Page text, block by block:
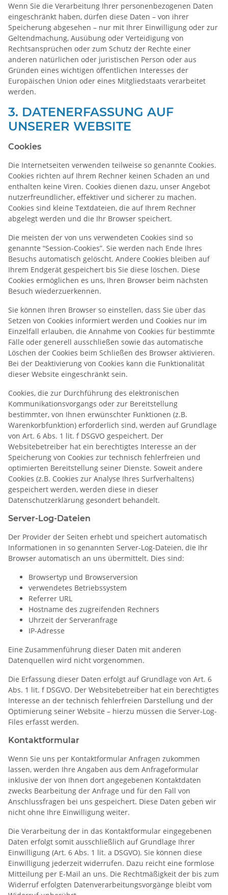
Wenn Sie die Verarbeitung Ihrer personenbezogenen Daten
eingeschränkt haben, dürfen diese Daten – von ihrer
Speicherung abgesehen – nur mit Ihrer Einwilligung oder zur
Geltendmachung, Ausübung oder Verteidigung von
Rechtsansprüchen oder zum Schutz der Rechte einer
anderen natürlichen oder juristischen Person oder aus
Gründen eines wichtigen öffentlichen Interesses der
Europäischen Union oder eines Mitgliedstaats verarbeitet
werden.
3. DATENERFASSUNG AUF
UNSERER WEBSITE
Cookies
Die Internetseiten verwenden teilweise so genannte Cookies.
Cookies richten auf Ihrem Rechner keinen Schaden an und
enthalten keine Viren. Cookies dienen dazu, unser Angebot
nutzerfreundlicher, effektiver und sicherer zu machen.
Cookies sind kleine Textdateien, die auf Ihrem Rechner
abgelegt werden und die Ihr Browser speichert.
Die meisten der von uns verwendeten Cookies sind so
genannte “Session-Cookies”. Sie werden nach Ende Ihres
Besuchs automatisch gelöscht. Andere Cookies bleiben auf
Ihrem Endgerät gespeichert bis Sie diese löschen. Diese
Cookies ermöglichen es uns, Ihren Browser beim nächsten
Besuch wiederzuerkennen.
Sie können Ihren Browser so einstellen, dass Sie über das
Setzen von Cookies informiert werden und Cookies nur im
Einzelfall erlauben, die Annahme von Cookies für bestimmte
Fälle oder generell ausschließen sowie das automatische
Löschen der Cookies beim Schließen des Browser aktivieren.
Bei der Deaktivierung von Cookies kann die Funktionalität
dieser Website eingeschränkt sein.
Cookies, die zur Durchführung des elektronischen
Kommunikationsvorgangs oder zur Bereitstellung
bestimmter, von Ihnen erwünschter Funktionen (z.B.
Warenkorbfunktion) erforderlich sind, werden auf Grundlage
von Art. 6 Abs. 1 lit. f DSGVO gespeichert. Der
Websitebetreiber hat ein berechtigtes Interesse an der
Speicherung von Cookies zur technisch fehlerfreien und
optimierten Bereitstellung seiner Dienste. Soweit andere
Cookies (z.B. Cookies zur Analyse Ihres Surfverhaltens)
gespeichert werden, werden diese in dieser
Datenschutzerklärung gesondert behandelt.
Server-Log-Dateien
Der Provider der Seiten erhebt und speichert automatisch
Informationen in so genannten Server-Log-Dateien, die Ihr
Browser automatisch an uns übermittelt. Dies sind:
Browsertyp und Browserversion
verwendetes Betriebssystem
Referrer URL
Hostname des zugreifenden Rechners
Uhrzeit der Serveranfrage
IP-Adresse
Eine Zusammenführung dieser Daten mit anderen
Datenquellen wird nicht vorgenommen.
Die Erfassung dieser Daten erfolgt auf Grundlage von Art. 6
Abs. 1 lit. f DSGVO. Der Websitebetreiber hat ein berechtigtes
Interesse an der technisch fehlerfreien Darstellung und der
Optimierung seiner Website – hierzu müssen die Server-Log-
Files erfasst werden.
Kontaktformular
Wenn Sie uns per Kontaktformular Anfragen zukommen
lassen, werden Ihre Angaben aus dem Anfrageformular
inklusive der von Ihnen dort angegebenen Kontaktdaten
zwecks Bearbeitung der Anfrage und für den Fall von
Anschlussfragen bei uns gespeichert. Diese Daten geben wir
nicht ohne Ihre Einwilligung weiter.
Die Verarbeitung der in das Kontaktformular eingegebenen
Daten erfolgt somit ausschließlich auf Grundlage Ihrer
Einwilligung (Art. 6 Abs. 1 lit. a DSGVO). Sie können diese
Einwilligung jederzeit widerrufen. Dazu reicht eine formlose
Mitteilung per E-Mail an uns. Die Rechtmäßigkeit der bis zum
Widerruf erfolgten Datenverarbeitungsvorgänge bleibt vom